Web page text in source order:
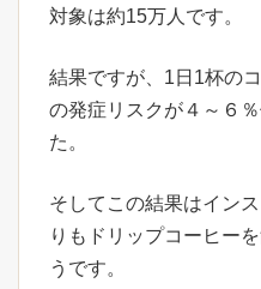
対象は約15万人です。
結果ですが、1日1杯の
の発症リスクが４～６
た。
そしてこの結果はイン
りもドリップコーヒー
うです。